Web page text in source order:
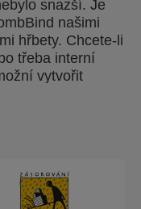
snazší. Je
našimi
hřbety. Chcete-li
třeba interní
vytvořit
lze upravovat.
obsahu ležet
nástroje
hřbety se
ani